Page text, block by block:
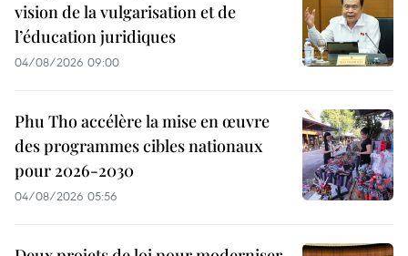
vision de la vulgarisation et de
l’éducation juridiques
04/08/2026 09:00
Phu Tho accélère la mise en œuvre
des programmes cibles nationaux
pour 2026-2030
04/08/2026 05:56